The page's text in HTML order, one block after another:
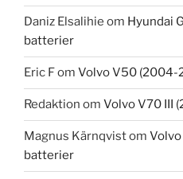
Daniz Elsalihie om Hyundai
batterier
Eric Fom Volvo V50 (2004-
Redaktion om Volvo V70 III
Magnus Kärnqvistom
batterier